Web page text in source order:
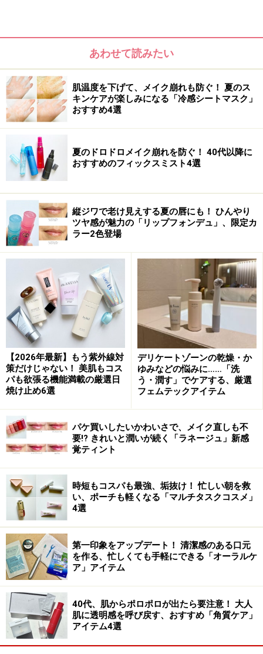
あわせて読みたい
肌温度を下げて、メイク崩れも防ぐ！ 夏のス
キンケアが楽しみになる「冷感シートマスク」
おすすめ4選
夏のドロドロメイク崩れを防ぐ！ 40代以降に
おすすめのフィックスミスト4選
縦ジワで老け見えする夏の唇にも！ ひんやり
ツヤ感が魅力の「リップフォンデュ」、限定カ
ラー2色登場
【2026年最新】もう紫外線対
策だけじゃない！ 美肌もコス
パも欲張る機能満載の厳選日
焼け止め6選
デリケートゾーンの乾燥・か
ゆみなどの悩みに……「洗
う・潤す」でケアする、厳選
フェムテックアイテム
パケ買いしたいかわいさで、メイク直しも不
要!? きれいと潤いが続く「ラネージュ」新感
覚ティント
時短もコスパも最強、垢抜け！ 忙しい朝を救
い、ポーチも軽くなる「マルチタスクコスメ」
4選
第一印象をアップデート！ 清潔感のある口元
を作る、忙しくても手軽にできる「オーラルケ
ア」アイテム
40代、肌からポロポロが出たら要注意！ 大人
肌に透明感を呼び戻す、おすすめ「角質ケア」
アイテム4選